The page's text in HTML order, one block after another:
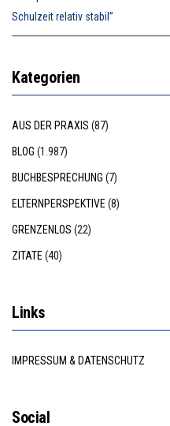
Schulzeit relativ stabil”
Kategorien
AUS DER PRAXIS (87)
BLOG (1.987)
BUCHBESPRECHUNG (7)
ELTERNPERSPEKTIVE (8)
GRENZENLOS (22)
ZITATE (40)
Links
IMPRESSUM & DATENSCHUTZ
Social